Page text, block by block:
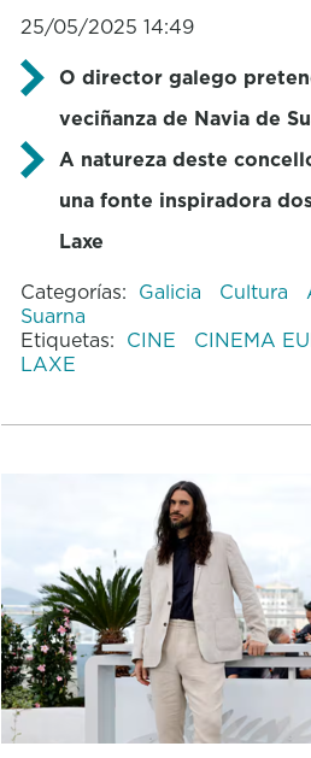
25/05/2025 14:49
O director galego
veciñanza de Navia de
A natureza deste
una fonte inspiradora
Laxe
Categorías: Galicia Cultura
Suarna
Etiquetas: CINE CINEMA
LAXE